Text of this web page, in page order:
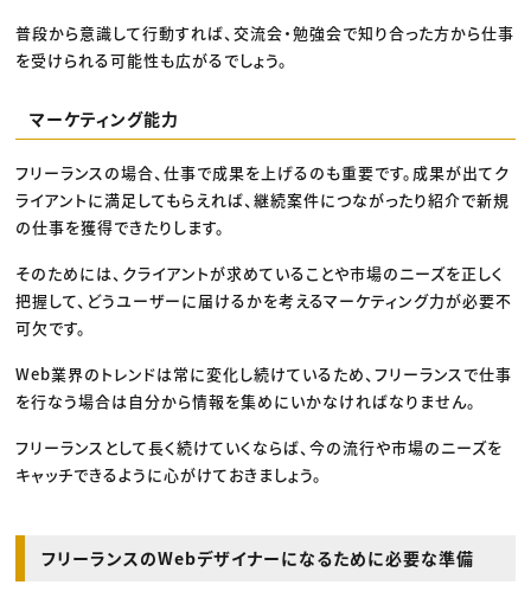
普段から意識して行動すれば、交流会・勉強会で知り合った方から仕事
を受けられる可能性も広がるでしょう。
マーケティング能力
フリーランスの場合、仕事で成果を上げるのも重要です。成果が出てク
ライアントに満足してもらえれば、継続案件につながったり紹介で新規
の仕事を獲得できたりします。
そのためには、クライアントが求めていることや市場のニーズを正しく
把握して、どうユーザーに届けるかを考えるマーケティング力が必要不
可欠です。
Web業界のトレンドは常に変化し続けているため、フリーランスで仕事
を行なう場合は自分から情報を集めにいかなければなりません。
フリーランスとして長く続けていくならば、今の流行や市場のニーズを
キャッチできるように心がけておきましょう。
フリーランスのWebデザイナーになるために必要な準備